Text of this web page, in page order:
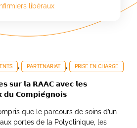
Infirmiers libéraux
, PARTENARIAT , PRISE EN CHARGE
𝘀𝘂𝗿 𝗹𝗮 𝗥𝗔𝗔𝗖 𝗮𝘃𝗲𝗰 𝗹𝗲𝘀
𝗱𝘂 𝗖𝗼𝗺𝗽𝗶𝗲́𝗴𝗻𝗼𝗶𝘀
que le parcours de soins d’un
portes de la Polyclinique, les